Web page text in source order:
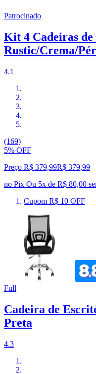
Patrocinado
Kit 4 Cadeiras de
Rustic/Crema/
4.1
(169)
5% OFF
Preço R$ 379,99R$ 379,99
no Pix Ou 5x de R$ 80,00
Cupom R$ 10 OFF
Full
Cadeira de
Preta
4.3